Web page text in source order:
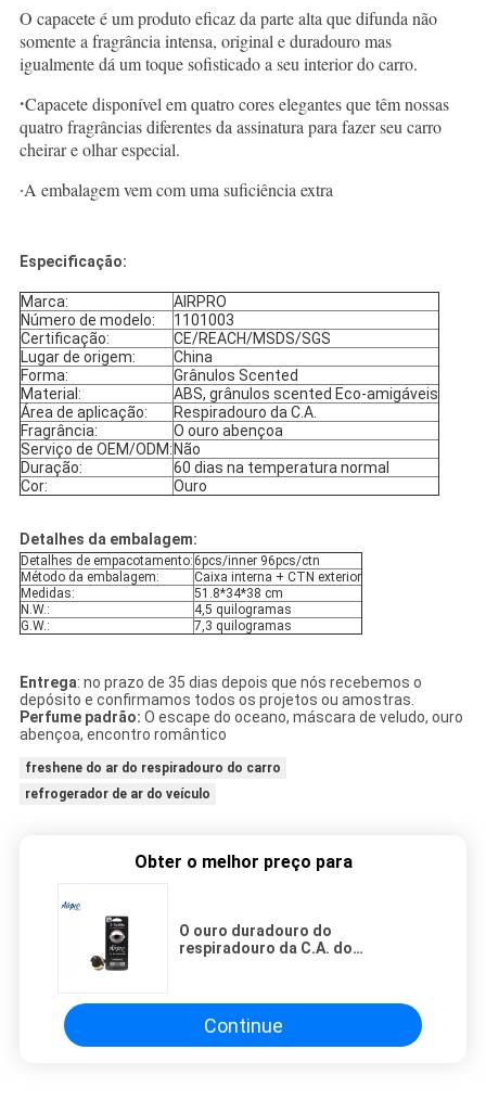
O capacete é um produto eficaz da parte alta que difunda não
somente a fragrância intensa, original e duradouro mas
igualmente dá um toque sofisticado a seu interior do carro.
·Capacete disponível em quatro cores elegantes que têm nossas
quatro fragrâncias diferentes da assinatura para fazer seu carro
cheirar e olhar especial.
·A embalagem vem com uma suficiência extra
Especificação:
Marca:
AIRPRO
Número de modelo:
1101003
Certificação:
CE/REACH/MSDS/SGS
Lugar de origem:
China
Forma:
Grânulos Scented
Material:
ABS, grânulos scented Eco-amigáveis
Área de aplicação:
Respiradouro da C.A.
Fragrância:
O ouro abençoa
Serviço de OEM/ODM: Não
Duração:
60 dias na temperatura normal
Cor:
Ouro
Detalhes da embalagem:
Detalhes de empacotamento:6pcs/inner 96pcs/ctn
Método da embalagem:
Caixa interna + CTN exterior
Medidas:
51.8*34*38 cm
N.W.:
4,5 quilogramas
G.W.:
7,3 quilogramas
Entrega: no prazo de 35 dias depois que nós recebemos o
depósito e confirmamos todos os projetos ou amostras.
Perfume padrão: O escape do oceano, máscara de veludo, ouro
abençoa, encontro romântico
freshene do ar do respiradouro do carro
refrogerador de ar do veículo
Obter o melhor preço para
O ouro duradouro do
respiradouro da C.A. do
material do ABS
Continue